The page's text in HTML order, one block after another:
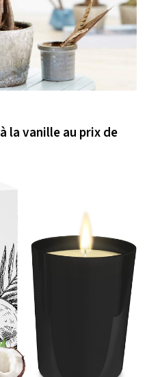
à la vanille au prix de